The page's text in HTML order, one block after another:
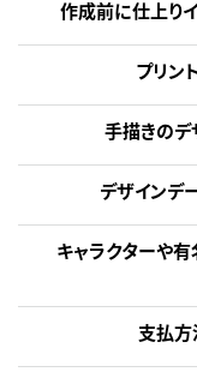
作成前に仕上り
プリン
手描きのデ
デザインデ
キャラクターや
支払方